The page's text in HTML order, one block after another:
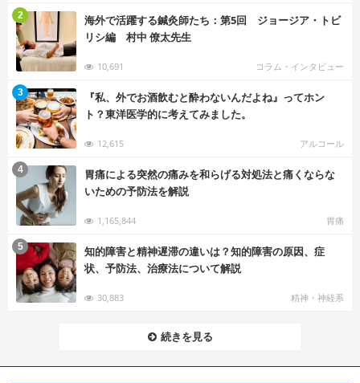
海外で活躍する鍼灸師たち：第5回 ジョージア・トビ
リシ編 村中 僚太先生
10,691 コラム・インタビュー
2
『私、外でお酒飲むと酔わないんだよね』ってホン
ト？東洋医学的に考えてみました。
12,615 アルコール
3
胃痛による突然の痛みを和らげる対処法と痛くならな
いための予防法を解説
1,165,844 胃痛
4
知的障害と精神遅滞の違いは？知的障害の原因、症
状、予防法、治療法について解説
30,883 精神・神経系
5
続きを見る